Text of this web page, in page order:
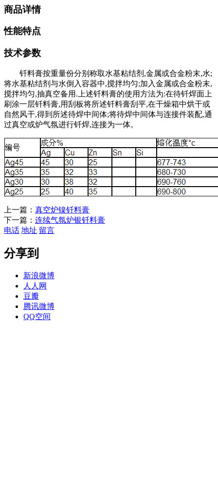
商品详情
性能特点
技术参数
钎料膏按重量份分别称取水基粘结剂,金属或合金粉末,水;
将水基粘结剂与水倒入容器中,搅拌均匀;加入金属或合金粉末,
搅拌均匀,抽真空备用.上述钎料膏的使用方法为:在待钎焊面上
刷涂一层钎料膏,用刮板将所述钎料膏刮平,在干燥箱中烘干或
自然风干,得到所述待焊中间体;将待焊中间体与连接件装配,通
过真空或炉气氛进行钎焊,连接为一体。
上一篇： 真空炉镍钎料膏
下一篇： 连续气氛炉银钎料膏
电话 地址 留言
分享到
新浪微博
人人网
豆瓣
腾讯微博
QQ空间